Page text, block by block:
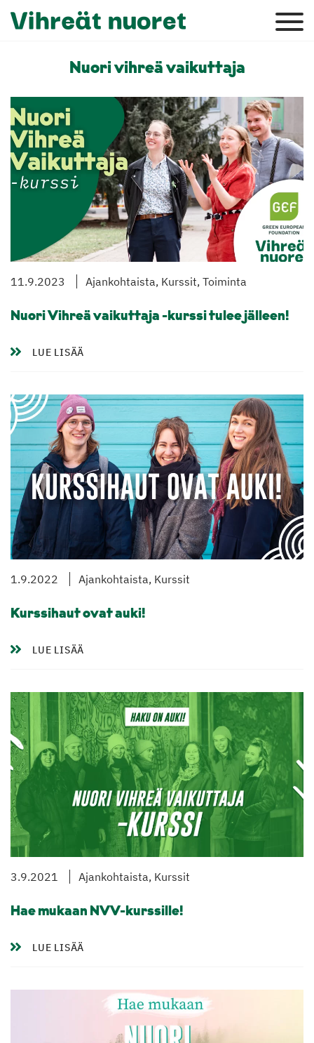
Nuori vihreä vaikuttaja
11.9.2023 Ajankohtaista, Kurssit, Toiminta
Nuori Vihreä vaikuttaja -kurssi tulee jälleen!
LUE LISÄÄ
1.9.2022 Ajankohtaista, Kurssit
Kurssihaut ovat auki!
LUE LISÄÄ
3.9.2021 Ajankohtaista, Kurssit
Hae mukaan NVV-kurssille!
LUE LISÄÄ